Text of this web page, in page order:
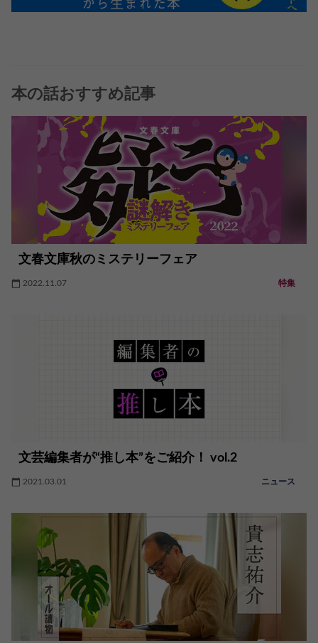
本の話おすすめ記事
文春文庫秋のミステリーフェア
2022.11.07 特集
文芸編集者が“推し本”をご紹介！ vol.2
2021.03.01 ニュース